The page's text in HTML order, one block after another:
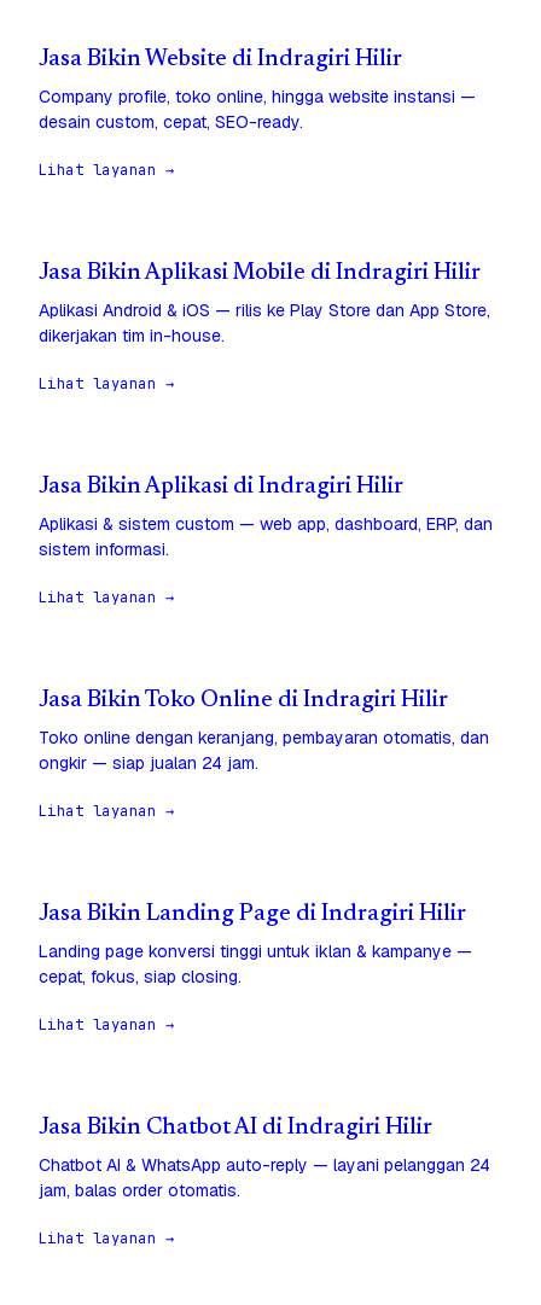
Jasa Bikin Website di Indragiri Hilir
Company profile, toko online, hingga website instansi —
desain custom, cepat, SEO-ready.
Lihat layanan →
Jasa Bikin Aplikasi Mobile di Indragiri Hilir
Aplikasi Android & iOS — rilis ke Play Store dan App Store,
dikerjakan tim in-house.
Lihat layanan →
Jasa Bikin Aplikasi di Indragiri Hilir
Aplikasi & sistem custom — web app, dashboard, ERP, dan
sistem informasi.
Lihat layanan →
Jasa Bikin Toko Online di Indragiri Hilir
Toko online dengan keranjang, pembayaran otomatis, dan
ongkir — siap jualan 24 jam.
Lihat layanan →
Jasa Bikin Landing Page di Indragiri Hilir
Landing page konversi tinggi untuk iklan & kampanye —
cepat, fokus, siap closing.
Lihat layanan →
Jasa Bikin Chatbot AI di Indragiri Hilir
Chatbot AI & WhatsApp auto-reply — layani pelanggan 24
jam, balas order otomatis.
Lihat layanan →